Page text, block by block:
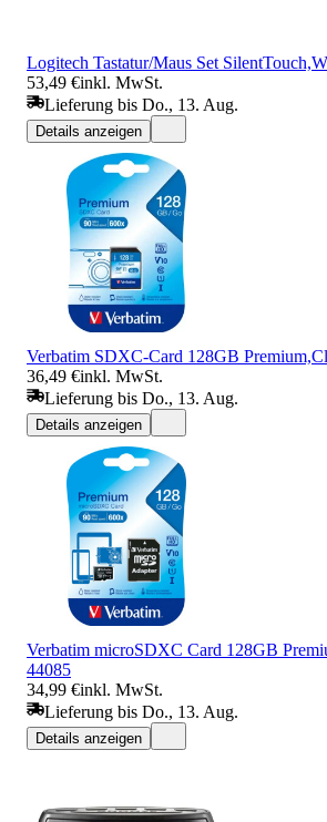
Logitech Tastatur/Maus Set
53,49 €inkl. MwSt.
Lieferung bis Do., 13. Aug.
Details anzeigen
Verbatim SDXC-Card 128GB
36,49 €inkl. MwSt.
Lieferung bis Do., 13. Aug.
Details anzeigen
Verbatim microSDXC Card 128GB
44085
34,99 €inkl. MwSt.
Lieferung bis Do., 13. Aug.
Details anzeigen